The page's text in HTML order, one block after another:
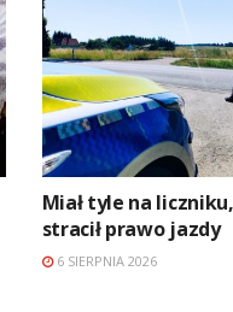
Miał tyle na
stracił prawo jazdy
6 SIERPNIA 2026